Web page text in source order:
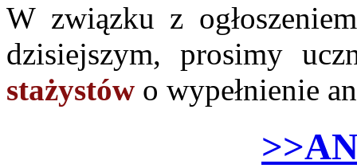
W związku z
dzisiejszym, prosimy
stażystów o wypełnienie